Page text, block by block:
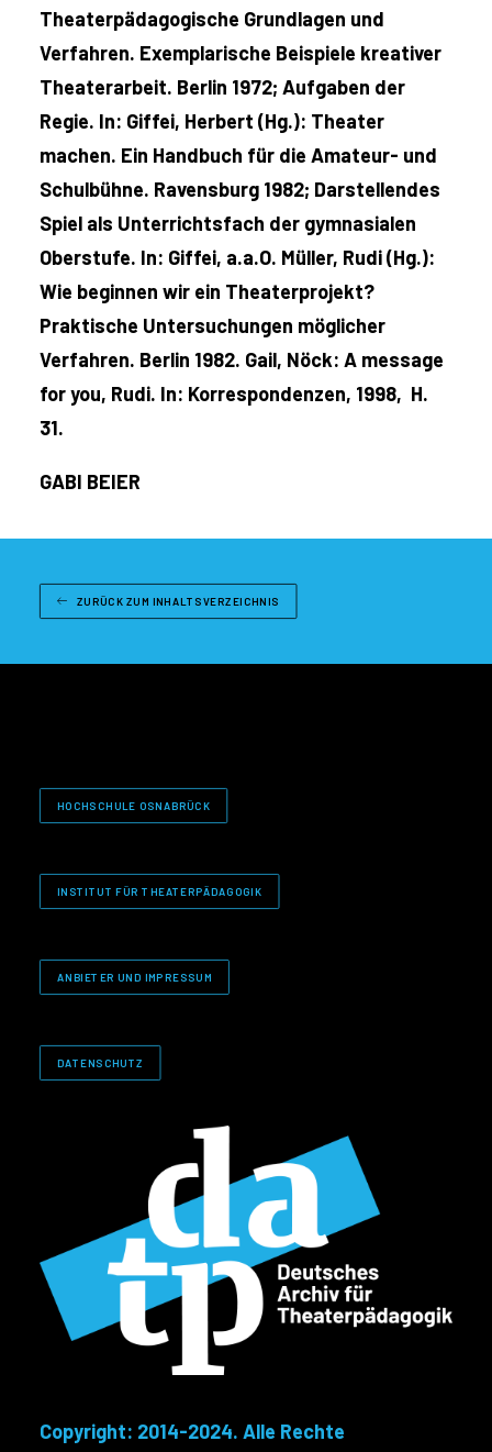
Theaterpädagogische Grundlagen und
Verfahren. Exemplarische Beispiele kreativer
Theaterarbeit. Berlin 1972; Aufgaben der
Regie. In: Giffei, Herbert (Hg.): Theater
machen. Ein Handbuch für die Amateur- und
Schulbühne. Ravensburg 1982; Darstellendes
Spiel als Unterrichtsfach der gymnasialen
Oberstufe. In: Giffei, a.a.O. Müller, Rudi (Hg.):
Wie beginnen wir ein Theaterprojekt?
Praktische Untersuchungen möglicher
Verfahren. Berlin 1982. Gail, Nöck: A message
for you, Rudi. In: Korrespondenzen, 1998, H.
31.
GABI BEIER
ZURÜCK ZUM INHALTSVERZEICHNIS
HOCHSCHULE OSNABRÜCK
INSTITUT FÜR THEATERPÄDAGOGIK
ANBIETER UND IMPRESSUM
DATENSCHUTZ
Copyright: 2014-2024. Alle Rechte